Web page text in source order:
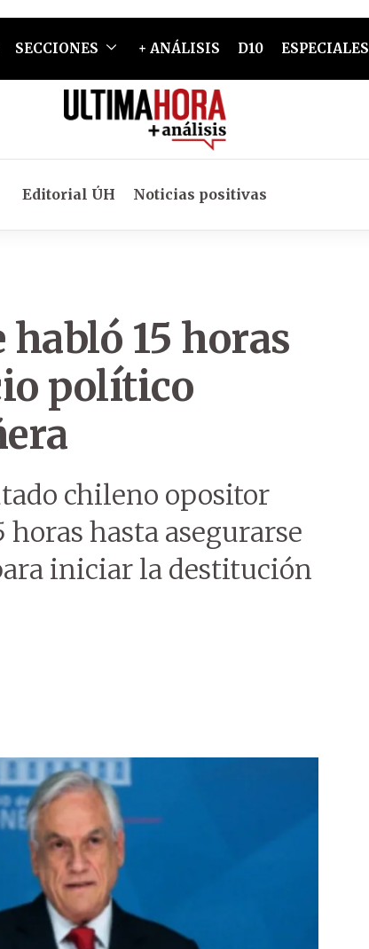
SECCIONES + ANÁLISIS D10 ESPECIALES
Editorial ÚH Noticias positivas
15 horas
político
chileno opositor
horas hasta asegurarse
iniciar la destitución